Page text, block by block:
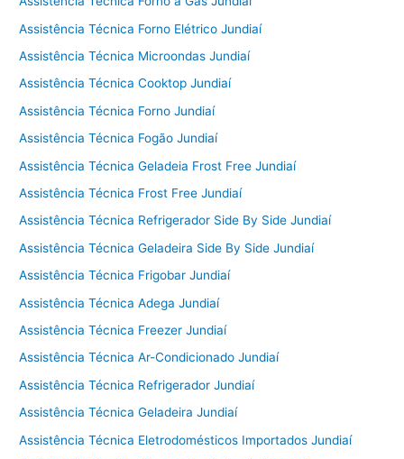
Assistência Técnica Forno Elétrico Jundiaí
Assistência Técnica Microondas Jundiaí
Assistência Técnica Cooktop Jundiaí
Assistência Técnica Forno Jundiaí
Assistência Técnica Fogão Jundiaí
Assistência Técnica Geladeia Frost Free Jundiaí
Assistência Técnica Frost Free Jundiaí
Assistência Técnica Refrigerador Side By Side Jundiaí
Assistência Técnica Geladeira Side By Side Jundiaí
Assistência Técnica Frigobar Jundiaí
Assistência Técnica Adega Jundiaí
Assistência Técnica Freezer Jundiaí
Assistência Técnica Ar-Condicionado Jundiaí
Assistência Técnica Refrigerador Jundiaí
Assistência Técnica Geladeira Jundiaí
Assistência Técnica Eletrodomésticos Importados Jundiaí